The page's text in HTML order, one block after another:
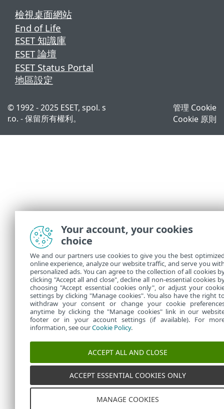
檢視桌面網站
End of Life
ESET 知識庫
ESET 論壇
ESET Status Portal
地區設定
© 1992 - 2025 ESET, spol. s
r.o. - 保留所有權利。
管理 Cookie
Cookie 原則
Your account, your cookies
choice
We and our partners use cookies to give you the best
online experience, analyze our website traffic, and serve you
personalized ads. You can agree to the collection of all cookies
clicking "Accept all and close", decline all non-essential cookies
choosing "Accept essential cookies only", or adjust your
settings by clicking "Manage cookies". You also have the right
withdraw your consent or change your cookie
anytime by clicking the "Manage cookies" link in our
footer or in your account settings (if available). For
information, see ourCookie Policy.
ACCEPT ALL AND CLOSE
ACCEPT ESSENTIAL COOKIES ONLY
MANAGE COOKIES